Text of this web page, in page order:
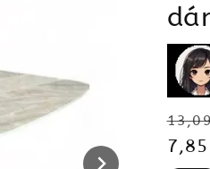
Sale